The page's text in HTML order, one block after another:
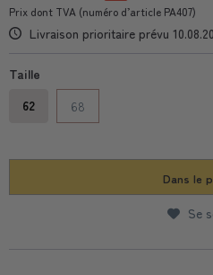
Prix dont TVA (numéro d’article PA407)
Livraison prioritaire prévu
Taille
62
68
Dans le
Se